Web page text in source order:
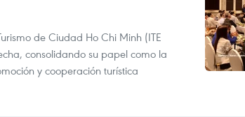
de Ciudad Ho Chi Minh (ITE
consolidando su papel como la
y cooperación turística